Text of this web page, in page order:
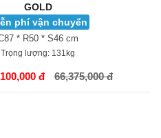
GOLD
phí vận chuyển
* R50 * S46 cm
Trọng lượng: 131kg
đ 66,375,000 đ